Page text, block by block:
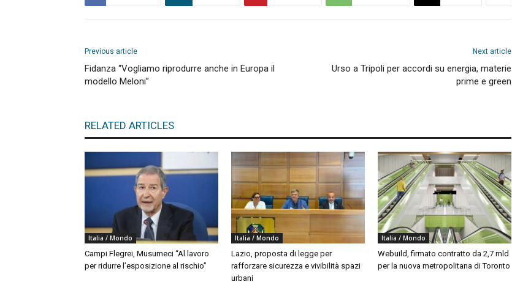
Previous article
Fidanza “Vogliamo riprodurre anche in Europa il
modello Meloni”
Next article
Urso a Tripoli per accordi su energia, materie
prime e green
RELATED ARTICLES
Italia / Mondo
Campi Flegrei, Musumeci “Al lavoro
per ridurre l’esposizione al rischio”
Italia / Mondo
Lazio, proposta di legge per
rafforzare sicurezza e vivibilità spazi
urbani
Italia / Mondo
Webuild, firmato contratto da 2,7 mld
per la nuova metropolitana di Toronto